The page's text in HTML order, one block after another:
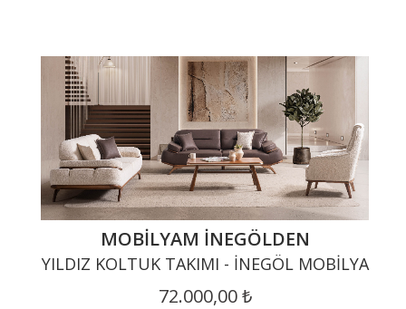
MOBILYAM İNEGÖLDEN
YILDIZ KOLTUK TAKIMI - İNEGÖL MOBILYA
72.000,00 ₺